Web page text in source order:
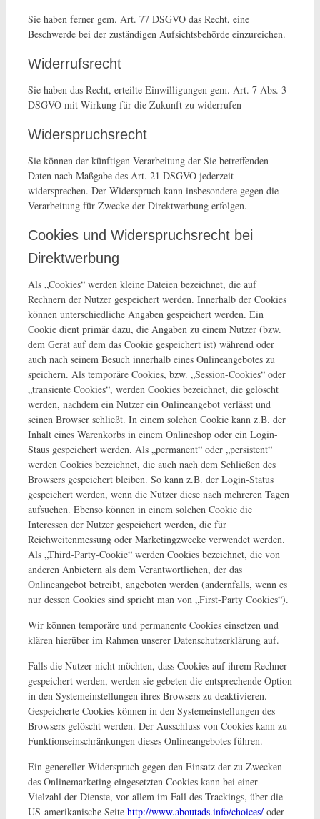
Sie haben ferner gem. Art. 77 DSGVO das Recht, eine
Beschwerde bei der zuständigen Aufsichtsbehörde einzureichen.
Widerrufsrecht
Sie haben das Recht, erteilte Einwilligungen gem. Art. 7 Abs. 3
DSGVO mit Wirkung für die Zukunft zu widerrufen
Widerspruchsrecht
Sie können der künftigen Verarbeitung der Sie betreffenden
Daten nach Maßgabe des Art. 21 DSGVO jederzeit
widersprechen. Der Widerspruch kann insbesondere gegen die
Verarbeitung für Zwecke der Direktwerbung erfolgen.
Cookies und Widerspruchsrecht bei
Direktwerbung
Als „Cookies“ werden kleine Dateien bezeichnet, die auf
Rechnern der Nutzer gespeichert werden. Innerhalb der Cookies
können unterschiedliche Angaben gespeichert werden. Ein
Cookie dient primär dazu, die Angaben zu einem Nutzer (bzw.
dem Gerät auf dem das Cookie gespeichert ist) während oder
auch nach seinem Besuch innerhalb eines Onlineangebotes zu
speichern. Als temporäre Cookies, bzw. „Session-Cookies“ oder
„transiente Cookies“, werden Cookies bezeichnet, die gelöscht
werden, nachdem ein Nutzer ein Onlineangebot verlässt und
seinen Browser schließt. In einem solchen Cookie kann z.B. der
Inhalt eines Warenkorbs in einem Onlineshop oder ein Login-
Staus gespeichert werden. Als „permanent“ oder „persistent“
werden Cookies bezeichnet, die auch nach dem Schließen des
Browsers gespeichert bleiben. So kann z.B. der Login-Status
gespeichert werden, wenn die Nutzer diese nach mehreren Tagen
aufsuchen. Ebenso können in einem solchen Cookie die
Interessen der Nutzer gespeichert werden, die für
Reichweitenmessung oder Marketingzwecke verwendet werden.
Als „Third-Party-Cookie“ werden Cookies bezeichnet, die von
anderen Anbietern als dem Verantwortlichen, der das
Onlineangebot betreibt, angeboten werden (andernfalls, wenn es
nur dessen Cookies sind spricht man von „First-Party Cookies“).
Wir können temporäre und permanente Cookies einsetzen und
klären hierüber im Rahmen unserer Datenschutzerklärung auf.
Falls die Nutzer nicht möchten, dass Cookies auf ihrem Rechner
gespeichert werden, werden sie gebeten die entsprechende Option
in den Systemeinstellungen ihres Browsers zu deaktivieren.
Gespeicherte Cookies können in den Systemeinstellungen des
Browsers gelöscht werden. Der Ausschluss von Cookies kann zu
Funktionseinschränkungen dieses Onlineangebotes führen.
Ein genereller Widerspruch gegen den Einsatz der zu Zwecken
des Onlinemarketing eingesetzten Cookies kann bei einer
Vielzahl der Dienste, vor allem im Fall des Trackings, über die
US-amerikanische Seite http://www.aboutads.info/choices/oder